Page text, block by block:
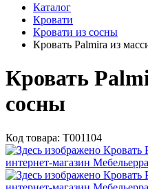
Каталог
Кровати
Кровати из сосны
Кровать Palmira из
Кровать
сосны
Код товара: Т001104